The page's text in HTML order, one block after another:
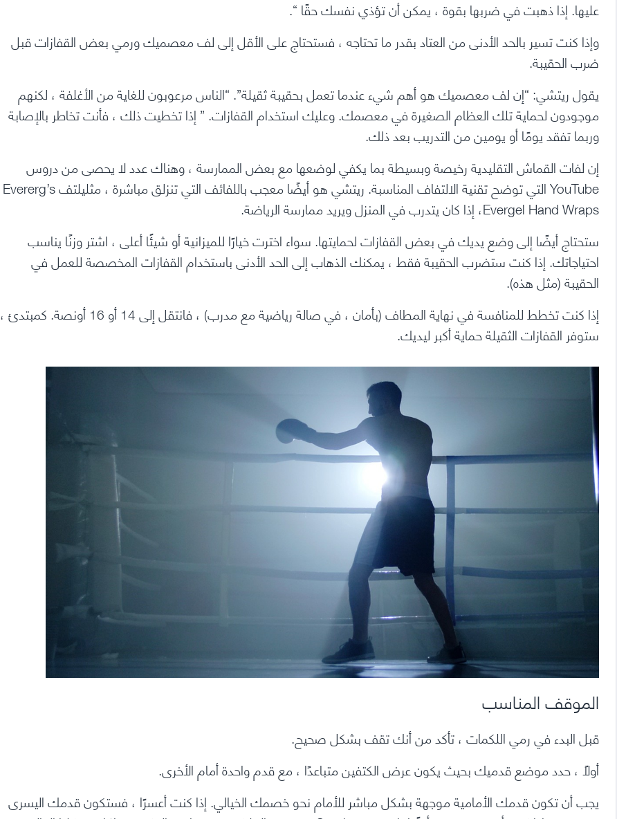
عليها. إذا ذهبت في ضربها بقوة ، يمكن أن تؤذي نفسك حقًا “.
وإذا كنت تسير بالحد الأدنى من العتاد بقدر ما تحتاجه ، فستحتاج على الأقل إلى لف معصميك ورمي بعض القفازات قبل
ضرب الحقيبة.
يقول ريتشي: “إن لف معصميك هو أهم شيء عندما تعمل بحقيبة ثقيلة”. “الناس مرعوبون للغاية من الأغلفة ، لكنهم
موجودون لحماية تلك العظام الصغيرة في معصمك. وعليك استخدام القفازات. ” إذا تخطيت ذلك ، فأنت تخاطر بالإصابة
وربما تفقد يومًا أو يومين من التدريب بعد ذلك.
إن لفات القماش التقليدية رخيصة وبسيطة بما يكفي لوضعها مع بعض الممارسة ، وهناك عدد لا يحصى من دروس
YouTube التي توضح تقنية الالتفاف المناسبة. ريتشي هو أيضًا معجب باللفائف التي تنزلق مباشرة ، مثل
يلتف Evererg’s
Evergel Hand Wraps، إذا كان يتدرب في المنزل ويريد ممارسة الرياضة.
ستحتاج أيضًا إلى وضع يديك في بعض القفازات لحمايتها. سواء اخترت خيارًا للميزانية أو شيئًا أعلى ، اشتر وزنًا يناسب
احتياجاتك. إذا كنت ستضرب الحقيبة فقط ، يمكنك الذهاب إلى الحد الأدنى باستخدام القفازات المخصصة للعمل في
الحقيبة (مثل هذه).
إذا كنت تخطط للمنافسة في نهاية المطاف (بأمان ، في صالة رياضية مع مدرب) ، فانتقل إلى 14 أو 16 أونصة. كمبتدئ ،
ستوفر القفازات الثقيلة حماية أكبر ليديك.
الموقف المناسب
قبل البدء في رمي اللكمات ، تأكد من أنك تقف بشكل صحيح.
أولاً ، حدد موضع قدميك بحيث يكون عرض الكتفين متباعدًا ، مع قدم واحدة أمام الأخرى.
يجب أن تكون قدمك الأمامية موجهة بشكل مباشر للأمام نحو خصمك الخيالي. إذا كنت أعسرًا ، فستكون قدمك اليسرى